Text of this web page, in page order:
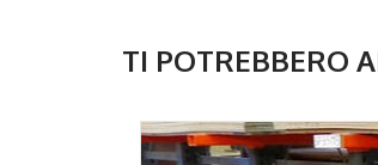
TI POTREBBERO